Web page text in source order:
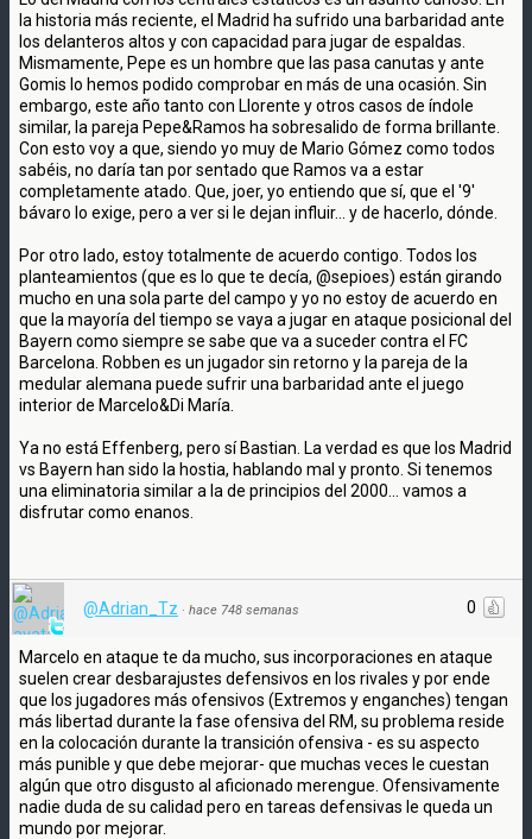
la historia más reciente, el Madrid ha sufrido una barbaridad ante
los delanteros altos y con capacidad para jugar de espaldas.
Mismamente, Pepe es un hombre que las pasa canutas y ante
Gomis lo hemos podido comprobar en más de una ocasión. Sin
embargo, este año tanto con Llorente y otros casos de índole
similar, la pareja Pepe&Ramos ha sobresalido de forma brillante.
Con esto voy a que, siendo yo muy de Mario Gómez como todos
sabéis, no daría tan por sentado que Ramos va a estar
completamente atado. Que, joer, yo entiendo que sí, que el '9'
bávaro lo exige, pero a ver si le dejan influir... y de hacerlo, dónde.
Por otro lado, estoy totalmente de acuerdo contigo. Todos los
planteamientos (que es lo que te decía, @sepioes) están girando
mucho en una sola parte del campo y yo no estoy de acuerdo en
que la mayoría del tiempo se vaya a jugar en ataque posicional del
Bayern como siempre se sabe que va a suceder contra el FC
Barcelona. Robben es un jugador sin retorno y la pareja de la
medular alemana puede sufrir una barbaridad ante el juego
interior de Marcelo&Di María.
Ya no está Effenberg, pero sí Bastian. La verdad es que los Madrid
vs Bayern han sido la hostia, hablando mal y pronto. Si tenemos
una eliminatoria similar a la de principios del 2000... vamos a
disfrutar como enanos.
0
@Adrian_Tz · hace 748 semanas
Marcelo en ataque te da mucho, sus incorporaciones en ataque
suelen crear desbarajustes defensivos en los rivales y por ende
que los jugadores más ofensivos (Extremos y enganches) tengan
más libertad durante la fase ofensiva del RM, su problema reside
en la colocación durante la transición ofensiva - es su aspecto
más punible y que debe mejorar- que muchas veces le cuestan
algún que otro disgusto al aficionado merengue. Ofensivamente
nadie duda de su calidad pero en tareas defensivas le queda un
mundo por mejorar.